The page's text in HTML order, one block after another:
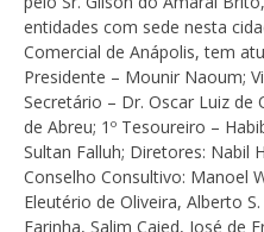
entidades com sede nesta
Comercial de Anápolis, tem
Presidente – Mounir Naoum;
Secretário – Dr. Oscar Luiz de
de Abreu; 1º Tesoureiro –
Sultan Falluh; Diretores: Nabil
Conselho Consultivo: Manoel
Eleutério de Oliveira, Alberto
Farinha, Salim Caied, José de